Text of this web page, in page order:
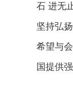
石 进无
坚持弘
希望与
国提供